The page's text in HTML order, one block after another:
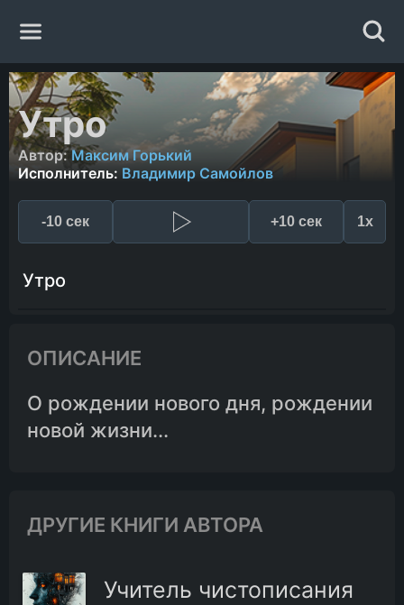
Главная
Жанры
Авторы
Исполнители
Утро
Автор:Максим Горький
Исполнитель: Владимир Самойлов
-10 сек +10 сек 1x
Утро
ОПИСАНИЕ
О рождении нового дня, рождении
новой жизни...
ДРУГИЕ КНИГИ АВТОРА
Учитель чистописания